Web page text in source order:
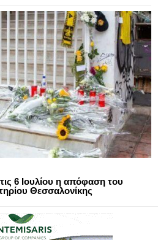
6 Ιουλίου η απόφαση του
Θεσσαλονίκης